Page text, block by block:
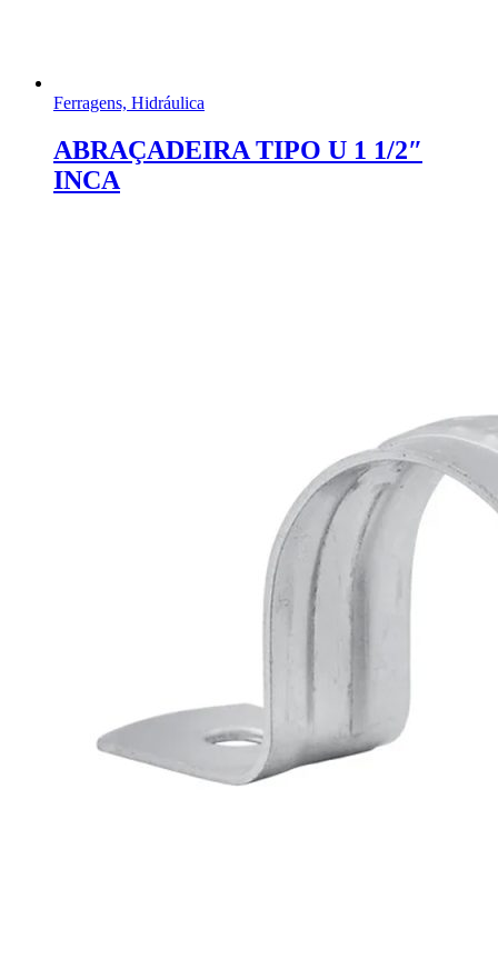
Ferragens, Hidráulica
ABRAÇADEIRA TIPO U 1 1/2″
INCA